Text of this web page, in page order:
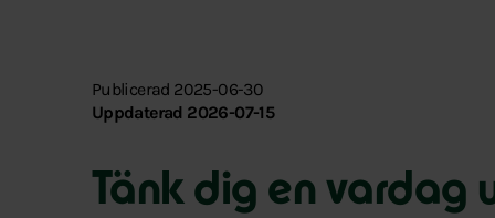
Publicerad 2025-06-30
Uppdaterad 2026-07-15
Tänk dig en vardag